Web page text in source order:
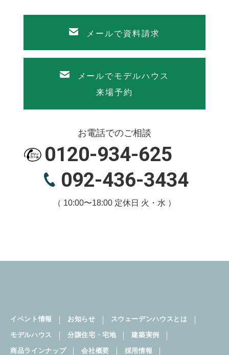
メールで資料請求
メールでモデルハウス
来場予約
お電話でのご相談
0120-934-625
092-436-3434
（ 10:00〜18:00 定休日 火・水 ）
イベント情報 お知らせ スウェーデンハウスとは
モデルハウス 分譲住宅・宅地 建築実例
商品ラインナップ 会社概要 採用情報